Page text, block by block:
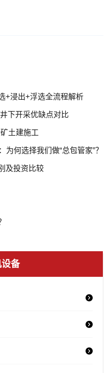
+浸出+浮选全流程解析
下开采优缺点对比
土建施工
何选择我们做“总包管家”？
及投资比较
备